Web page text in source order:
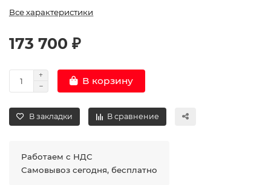
Все характеристики
173 700 ₽
В корзину
В закладки В сравнение
Работаем с НДС
Самовывоз сегодня, бесплатно